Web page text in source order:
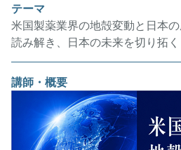
テーマ
米国製薬業界の地殻変動と日本
読み解き、日本の未来を切り拓く
講師・概要